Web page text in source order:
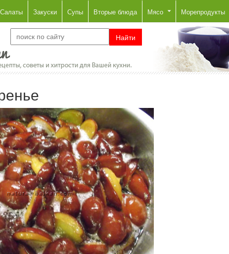
Салаты Закуски Супы Вторые блюда Мясо Морепродукты